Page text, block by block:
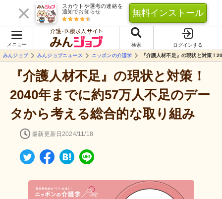
スカウトや選考の連絡を
通知でお知らせ
無料インストール
メニュー
介護･医療求人サイト
検索
ログインする
みんジョブ
みんジョブニュース ニッポンの介護学 『介護人材不足』の現状と対策！
『介護人材不足』の現状と対策！
2040年までに約57万人不足のデー
タから考える総合的な取り組み
最新更新日2024/11/18